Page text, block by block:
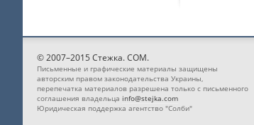
© 2007–2015 Стежка. COM.
Письменные и графические материалы защищены
авторским правом законодательства Украины,
перепечатка материалов разрешена только с письменного
соглашения владельца info@stejka.com
Юридическая поддержка агентство "Солби"